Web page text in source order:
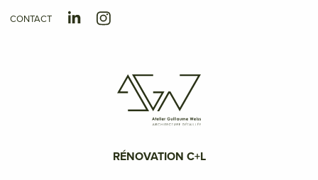
CONTACT
RÉNOVATION C+L